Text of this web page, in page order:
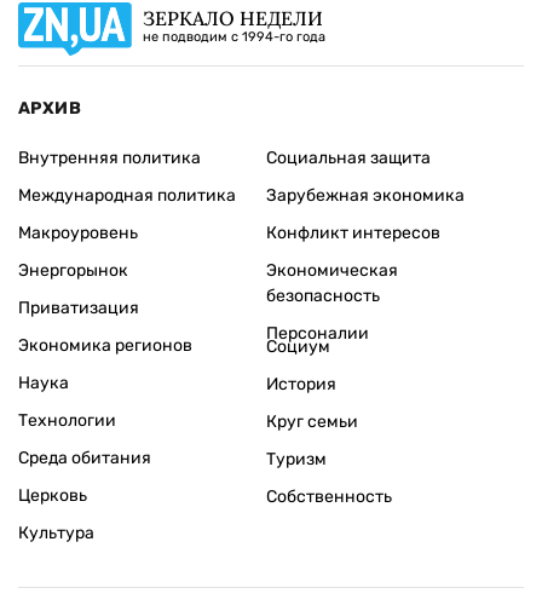
ЗЕРКАЛО НЕДЕЛИ
не подводим с 1994-го года
АРХИВ
Внутренняя политика
Международная политика
Макроуровень
Энергорынок
Приватизация
Экономика регионов
Социальная защита
Зарубежная экономика
Конфликт интересов
Экономическая
безопасность
Персоналии
Наука
Технологии
Среда обитания
Церковь
Культура
Социум
История
Круг семьи
Туризм
Собственность